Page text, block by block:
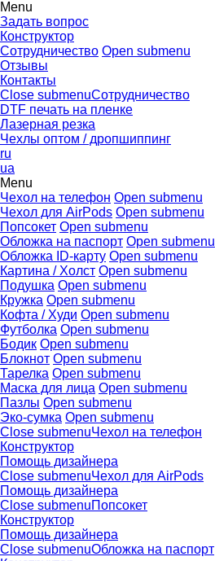
Menu
Задать вопрос
Конструктор
Сотрудничество Open submenu
Отзывы
Контакты
Close submenuСотрудничество
DTF печать на пленке
Лазерная резка
Чехлы оптом / дропшиппинг
ru
ua
Menu
Чехол на телефон Open submenu
Чехол для AirPods Open submenu
Попсокет Open submenu
Обложка на паспорт Open submenu
Обложка ID-карту Open submenu
Картина / Холст Open submenu
Подушка Open submenu
Кружка Open submenu
Кофта / Худи Open submenu
Футболка Open submenu
Бодик Open submenu
Блокнот Open submenu
Тарелка Open submenu
Маска для лица Open submenu
Пазлы Open submenu
Эко-сумка Open submenu
Close submenuЧехол на телефон
Конструктор
Помощь дизайнера
Close submenuЧехол для AirPods
Помощь дизайнера
Close submenuПопсокет
Конструктор
Помощь дизайнера
Close submenuОбложка на паспорт